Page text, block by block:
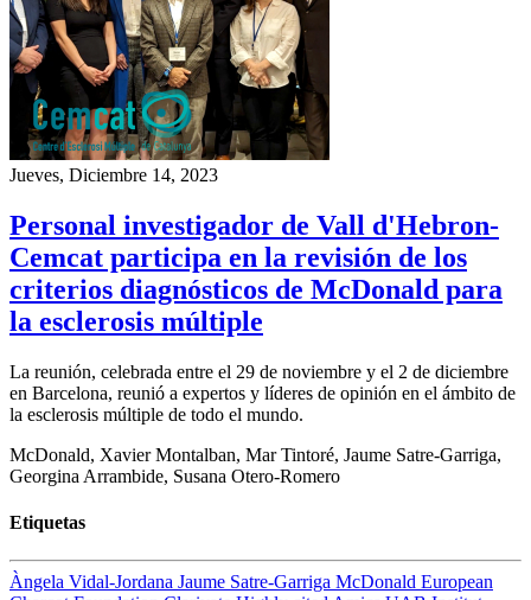
Jueves, Diciembre 14, 2023
Personal investigador de Vall d'Hebron-
Cemcat participa en la revisión de los
criterios diagnósticos de McDonald para
la esclerosis múltiple
La reunión, celebrada entre el 29 de noviembre y el 2 de diciembre
en Barcelona, ​​reunió a expertos y líderes de opinión en el ámbito de
la esclerosis múltiple de todo el mundo.
McDonald, Xavier Montalban, Mar Tintoré, Jaume Satre-Garriga,
Georgina Arrambide, Susana Otero-Romero
Etiquetas
Àngela Vidal-Jordana Jaume Satre-Garriga McDonald European